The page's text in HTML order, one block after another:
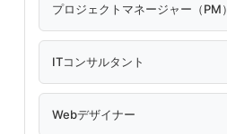
プロジェクトマネージャー（PM）
ITコンサルタント
Webデザイナー